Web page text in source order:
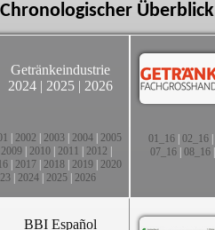
Überblick
Getränkeindustrie
2024 | 2025 | 2026
2002 2003 2004 2005
2009 2010 2011 2012
2017 2018 2019 2020
| 2024| 2025| 2026
01_16| 02_16|
07_16 08_16
BBI Español